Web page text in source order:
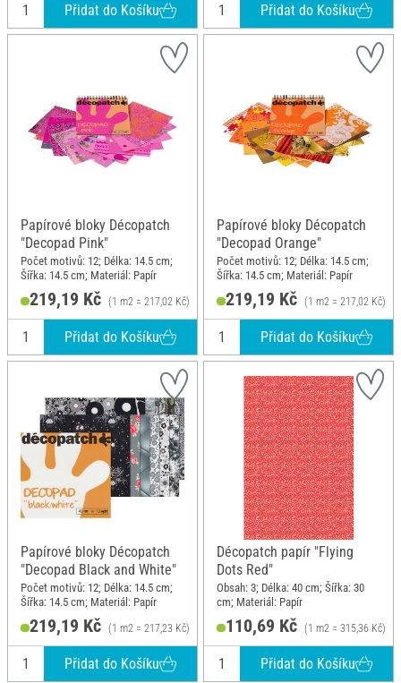
Přidat do Košíku Přidat do Košíku
Papírové bloky Décopatch
"Decopad Pink"
Počet motivů: 12; Délka: 14.5 cm;
Šířka: 14.5 cm; Materiál: Papír
219,19 Kč (1 m2 = 217,02 Kč)
Přidat do Košíku
Papírové bloky Décopatch
"Decopad Orange"
Počet motivů: 12; Délka: 14.5 cm;
Šířka: 14.5 cm; Materiál: Papír
219,19 Kč (1 m2 = 217,02 Kč)
Přidat do Košíku
Papírové bloky Décopatch
"Decopad Black and White"
Počet motivů: 12; Délka: 14.5 cm;
Šířka: 14.5 cm; Materiál: Papír
219,19 Kč (1 m2 = 217,23 Kč)
Přidat do Košíku
Décopatch papír "Flying
Dots Red"
Obsah: 3; Délka: 40 cm; Šířka: 30
cm; Materiál: Papír
110,69 Kč (1 m2 = 315,36 Kč)
Přidat do Košíku